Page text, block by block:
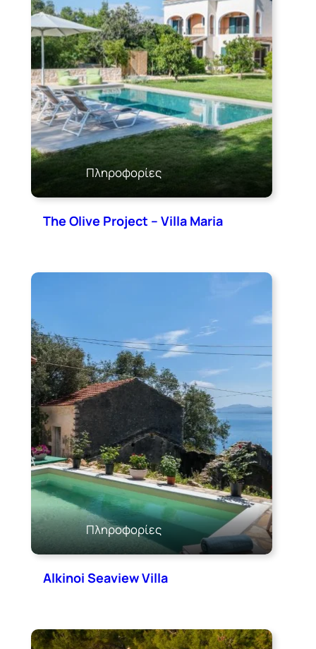
Πληροφορίες
The Olive Project – Villa Maria
Πληροφορίες
Alkinoi Seaview Villa